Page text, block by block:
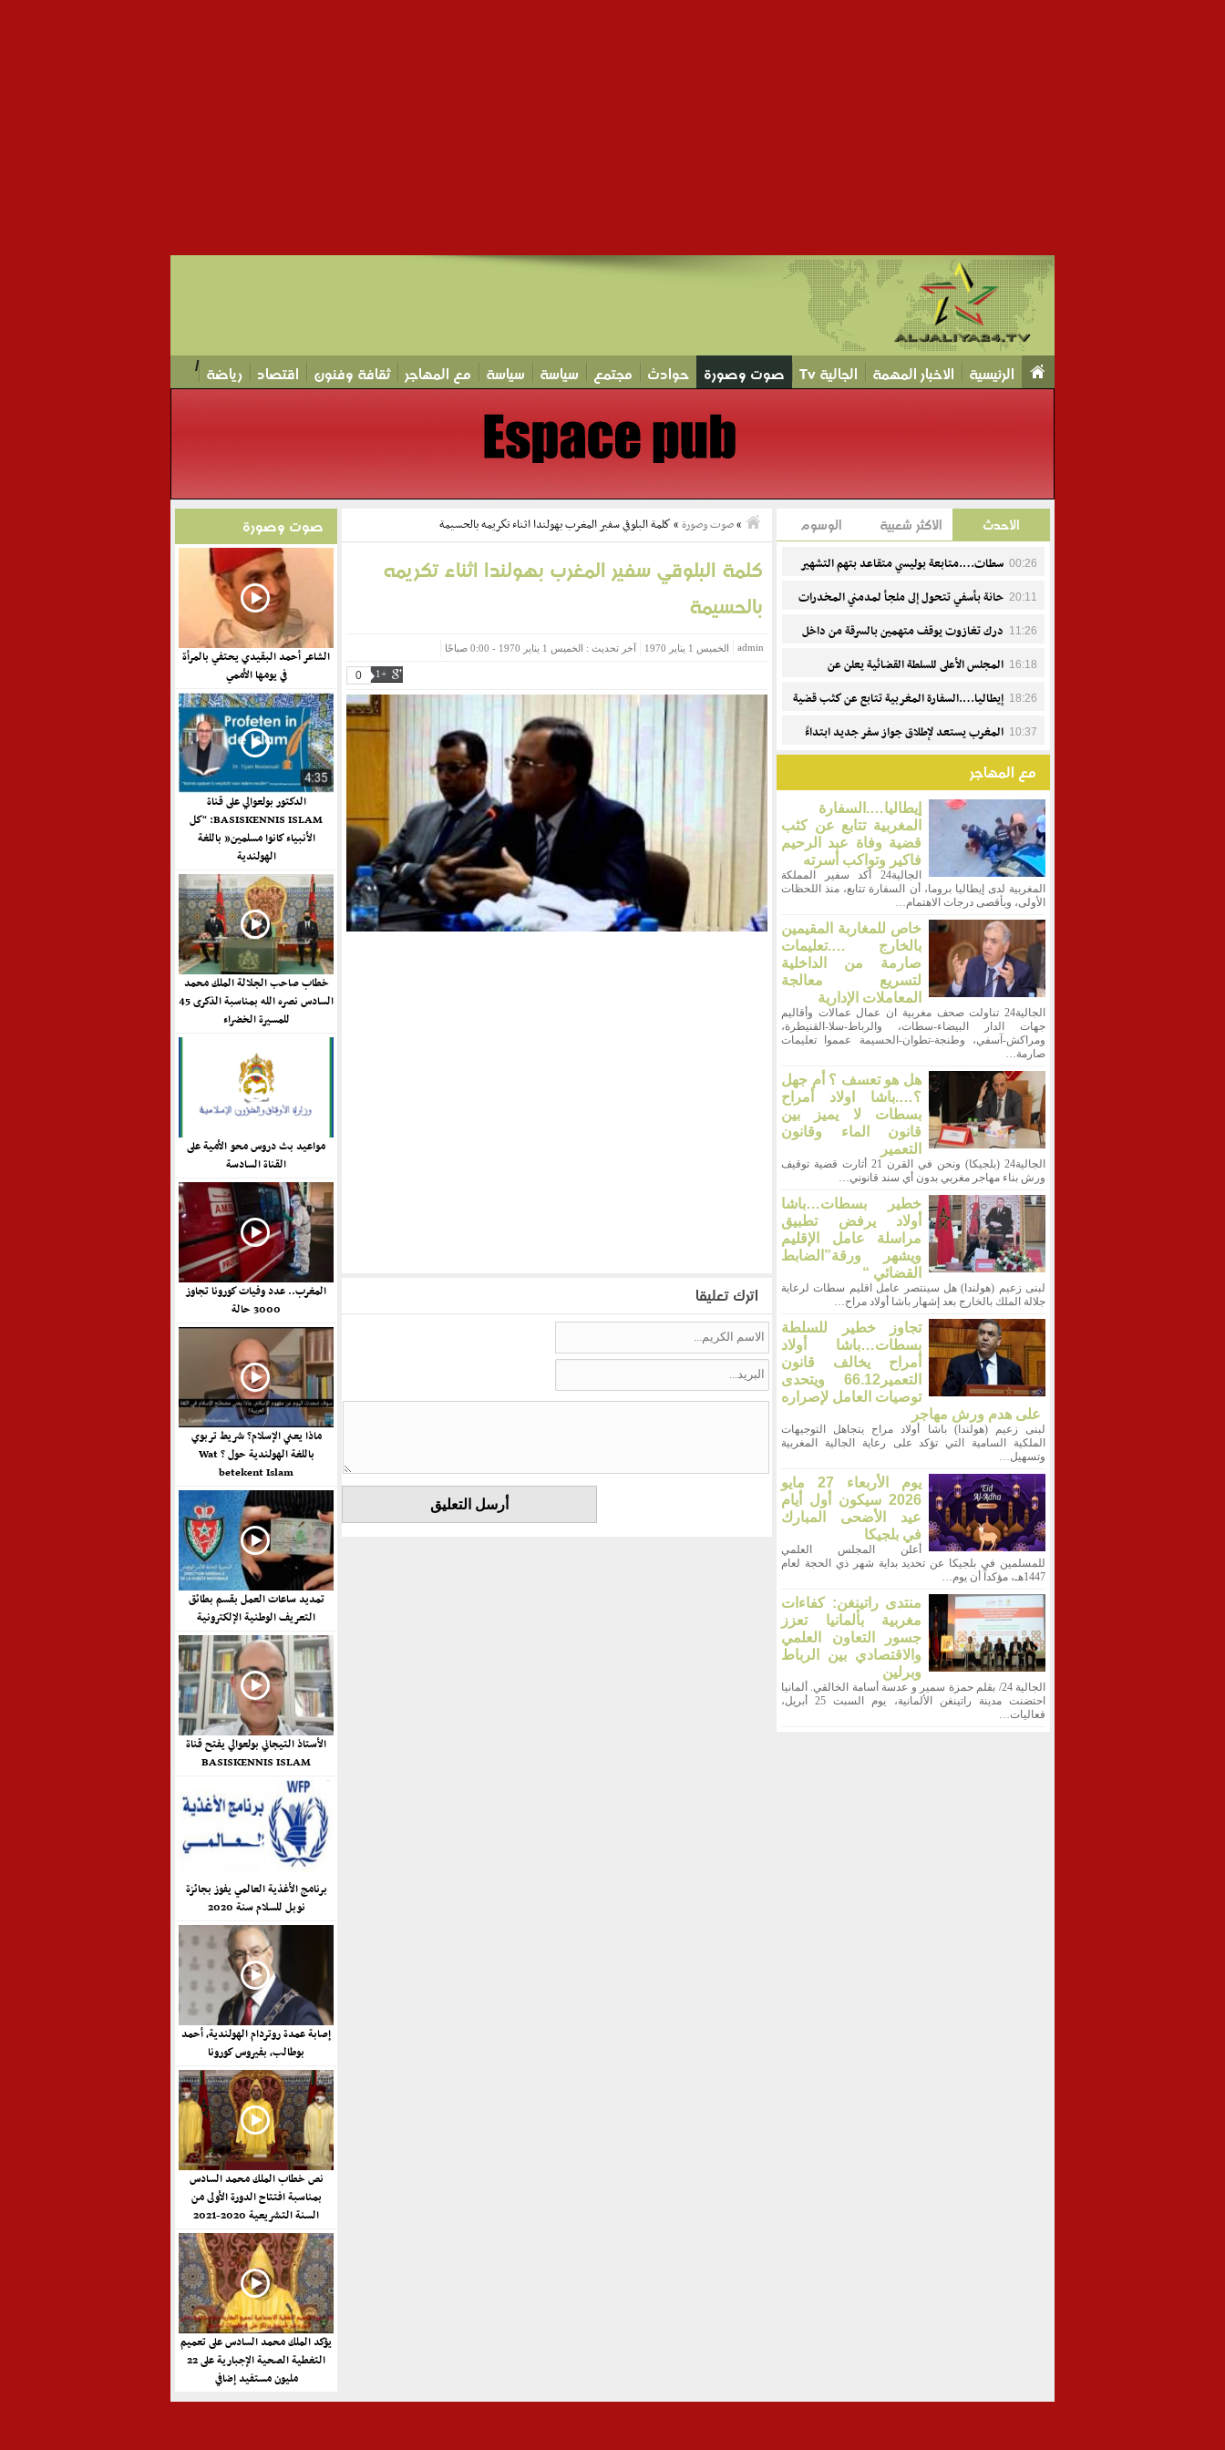
الرئيسية الاخبار المهمة الجالية Tv صوت وصورة حوادث مجتمع سياسة سياسة مع المهاجر ثقافة وفنون اقتصاد رياضة /
الأحدث الأكثر شعبية الوسوم
00:26 سطات….متابعة بوليسي متقاعد بتهم التشهير
20:11 حانة بأسفي تتحول إلى ملجأ لمدمني المخدرات
11:26 درك تغازوت يوقف متهمين بالسرقة من داخل
16:18 المجلس الأعلى للسلطة القضائية يعلن عن
18:26 إيطاليا….السفارة المغربية تتابع عن كثب قضية
10:37 المغرب يستعد لإطلاق جواز سفر جديد ابتداءً
من 15 يوليوز.. تصميم حديث ومعايير أمنية متطورة
مع المهاجر
إيطاليا….السفارة
المغربية تتابع عن كثب
قضية وفاة عبد الرحيم
فاكير وتواكب أسرته
الجالية24 أكد سفير المملكة
المغربية لدى إيطاليا بروما، أن السفارة تتابع، منذ اللحظات
الأولى، وبأقصى درجات الاهتمام…
خاص للمغاربة المقيمين
بالخارج ….تعليمات
صارمة من الداخلية
لتسريع معالجة
المعاملات الإدارية
الجالية24 تناولت صحف مغربية ان عمال عمالات وأقاليم
جهات الدار البيضاء-سطات، والرباط-سلا-القنيطرة،
ومراكش-آسفي، وطنجة-تطوان-الحسيمة عمموا تعليمات
صارمة…
هل هو تعسف ؟ أم جهل
؟….باشا اولاد أمراح
بسطات لا يميز بين
قانون الماء وقانون
التعمير
الجالية24 (بلجيكا) ونحن في القرن 21 أثارت قضية توقيف
ورش بناء مهاجر مغربي بدون أي سند قانوني…
خطير بسطات…باشا
أولاد يرفض تطبيق
مراسلة عامل الإقليم
ويشهر ورقة”الضابط
القضائي “
لبنى زعيم (هولندا) هل سينتصر عامل اقليم سطات لرعاية
جلالة الملك بالخارج بعد إشهار باشا أولاد مراح…
تجاوز خطير للسلطة
بسطات…باشا أولاد
أمراح يخالف قانون
التعمير66.12 ويتحدى
توصيات العامل لإصراره
على هدم ورش مهاجر
لبنى زعيم (هولندا) باشا أولاد مراح يتجاهل التوجيهات
الملكية السامية التي تؤكد على رعاية الجالية المغربية
وتسهيل…
يوم الأربعاء 27 مايو
2026 سيكون أول أيام
عيد الأضحى المبارك
في بلجيكا
أعلن المجلس العلمي
للمسلمين في بلجيكا عن تحديد بداية شهر ذي الحجة لعام
1447هـ، مؤكداً أن يوم…
منتدى راتينغن: كفاءات
مغربية بألمانيا تعزز
جسور التعاون العلمي
والاقتصادي بين الرباط
وبرلين
الجالية 24/ بقلم حمزة سمير و عدسة أسامة الخالقي. ألمانيا
احتضنت مدينة راتينغن الألمانية، يوم السبت 25 أبريل،
فعاليات…
»صوت وصورة»كلمة البلوقي سفير المغرب بهولندا اثناء تكريمه بالحسيمة
كلمة البلوقي سفير المغرب بهولندا اثناء تكريمه
بالحسيمة
admin الخميس 1 يناير 1970 آخر تحديث : الخميس 1 يناير 1970 - 0:00 صباحًا
0 +1
اترك تعليقا
صوت وصورة
الشاعر أحمد البقيدي يحتفي بالمرأة
في يومها الأممي
الدكتور بولعوالي على قناة
BASISKENNIS ISLAM: “كل
الأنبياء كانوا مسلمين” باللغة
الهولندية
خطاب صاحب الجلالة الملك محمد
السادس نصره الله بمناسبة الذكرى 45
للمسيرة الخضراء
مواعيد بث دروس محو الأمية على
القناة السادسة
المغرب.. عدد وفيات كورونا تجاوز
3000 حالة
ماذا يعني الإسلام؟ شريط تربوي
باللغة الهولندية حول ? Wat
betekent Islam
تمديد ساعات العمل بقسم بطائق
التعريف الوطنية الإلكترونية
الأستاذ التيجاني بولعوالي يفتح قناة
BASISKENNIS ISLAM
برنامج الأغذية العالمي يفوز بجائزة
نوبل للسلام سنة 2020
إصابة عمدة روتردام الهولندية، أحمد
بوطالب، بفيروس كورونا
نص خطاب الملك محمد السادس
بمناسبة افتتاح الدورة الأولى من
السنة التشريعية 2020-2021
يؤكد الملك محمد السادس على تعميم
التغطية الصحية الإجبارية على 22
مليون مستفيد إضافي